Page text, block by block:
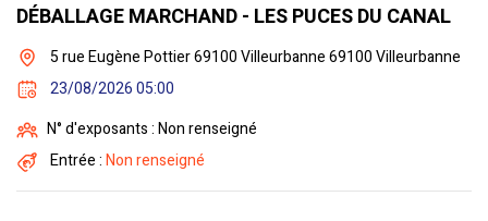
DÉBALLAGE MARCHAND - LES PUCES DU CANAL
5 rue Eugène Pottier 69100 Villeurbanne 69100 Villeurbanne
23/08/2026 05:00
N° d'exposants : Non renseigné
Entrée :Non renseigné